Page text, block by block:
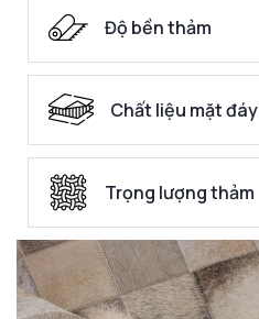
Độ bền thảm
Chất liệu mặt đáy
Trọng lượng thảm